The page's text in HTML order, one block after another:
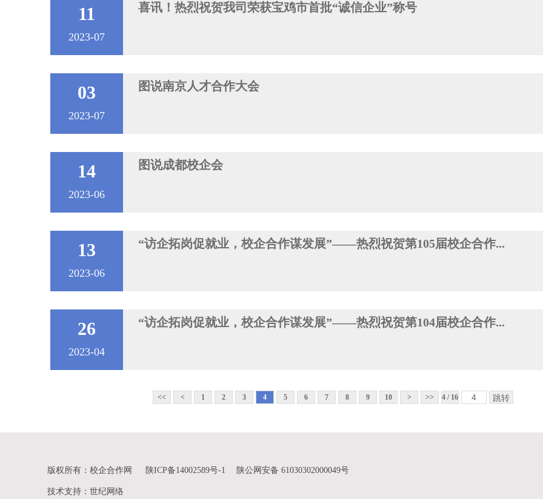
11
2023-07
喜讯！热烈祝贺我司荣获宝鸡市首批“诚信企业”称号
03
2023-07
图说南京人才合作大会
14
2023-06
图说成都校企会
13
2023-06
“访企拓岗促就业，校企合作谋发展”——热烈祝贺第105届校企合作...
26
2023-04
“访企拓岗促就业，校企合作谋发展”——热烈祝贺第104届校企合作...
<< < 1 2 3 4 5 6 7 8 9 10 > >> 4 / 16
版权所有：校企合作网 陕ICP备14002589号-1 陕公网安备 61030302000049号
技术支持 ： 世纪网络